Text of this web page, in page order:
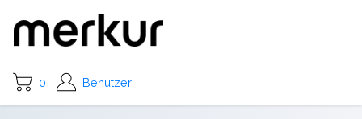
0 Benutzer